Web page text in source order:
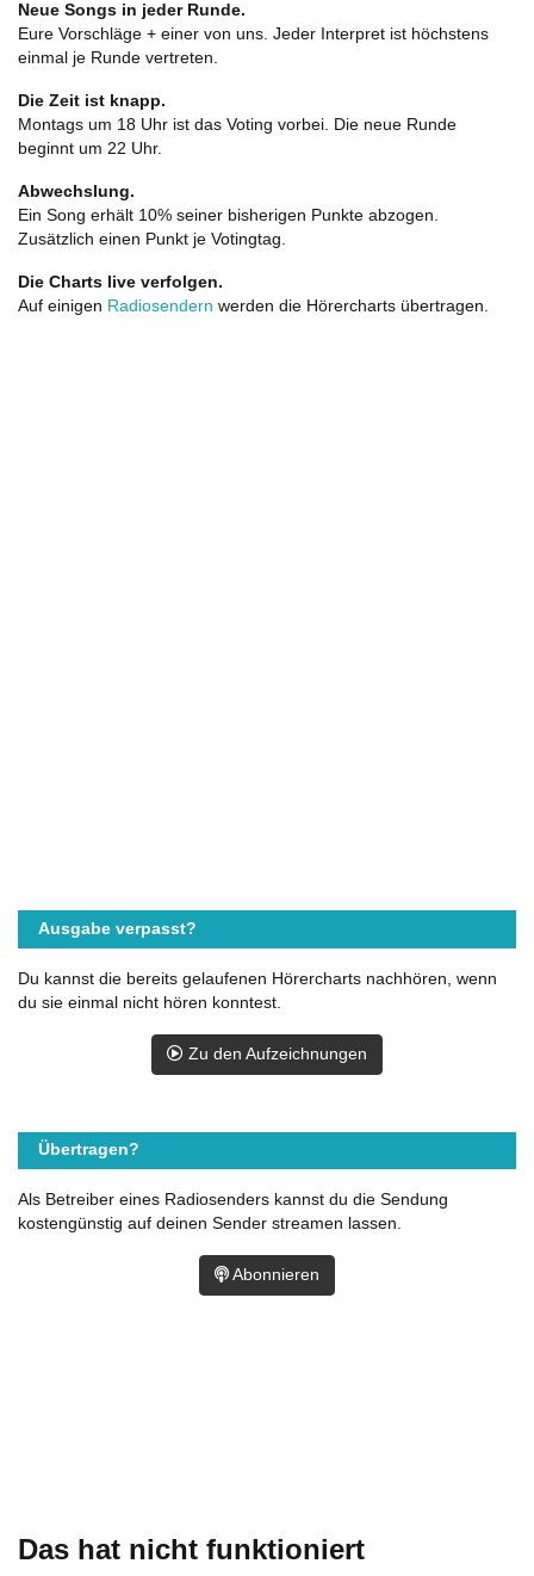
Das hat nicht funktioniert
Neue Songs in jeder Runde.
Eure Vorschläge + einer von uns. Jeder Interpret ist höchstens
einmal je Runde vertreten.
Die Zeit ist knapp.
Montags um 18 Uhr ist das Voting vorbei. Die neue Runde
beginnt um 22 Uhr.
Abwechslung.
Ein Song erhält 10% seiner bisherigen Punkte abzogen.
Zusätzlich einen Punkt je Votingtag.
Die Charts live verfolgen.
Auf einigen Radiosendern werden die Hörercharts übertragen.
Ausgabe verpasst?
Du kannst die bereits gelaufenen Hörercharts nachhören, wenn
du sie einmal nicht hören konntest.
Zu den Aufzeichnungen
Übertragen?
Als Betreiber eines Radiosenders kannst du die Sendung
kostengünstig auf deinen Sender streamen lassen.
Abonnieren